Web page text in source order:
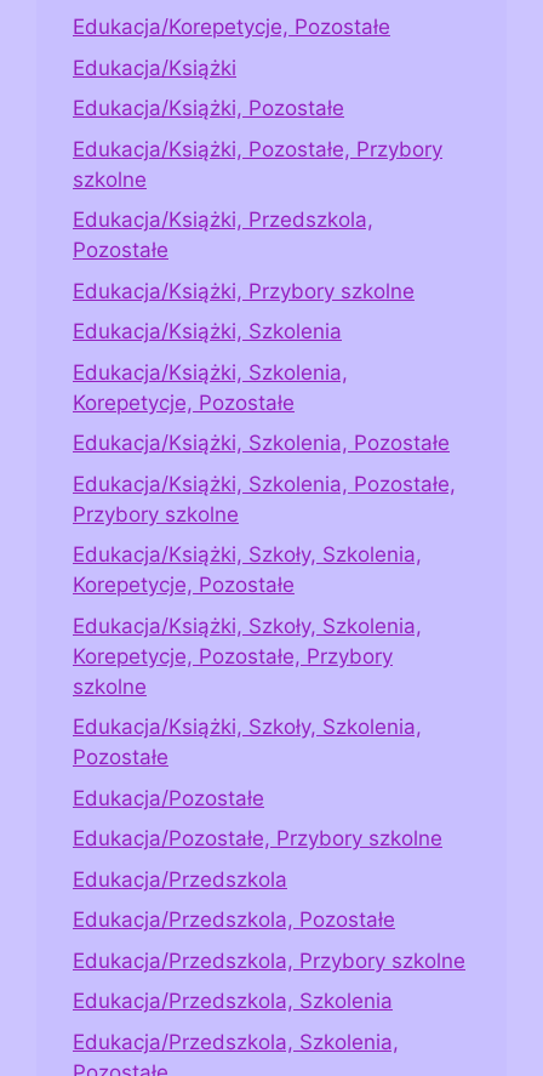
Edukacja/Korepetycje, Pozostałe
Edukacja/Książki
Edukacja/Książki, Pozostałe
Edukacja/Książki, Pozostałe, Przybory
szkolne
Edukacja/Książki, Przedszkola,
Pozostałe
Edukacja/Książki, Przybory szkolne
Edukacja/Książki, Szkolenia
Edukacja/Książki, Szkolenia,
Korepetycje, Pozostałe
Edukacja/Książki, Szkolenia, Pozostałe
Edukacja/Książki, Szkolenia, Pozostałe,
Przybory szkolne
Edukacja/Książki, Szkoły, Szkolenia,
Korepetycje, Pozostałe
Edukacja/Książki, Szkoły, Szkolenia,
Korepetycje, Pozostałe, Przybory
szkolne
Edukacja/Książki, Szkoły, Szkolenia,
Pozostałe
Edukacja/Pozostałe
Edukacja/Pozostałe, Przybory szkolne
Edukacja/Przedszkola
Edukacja/Przedszkola, Pozostałe
Edukacja/Przedszkola, Przybory szkolne
Edukacja/Przedszkola, Szkolenia
Edukacja/Przedszkola, Szkolenia,